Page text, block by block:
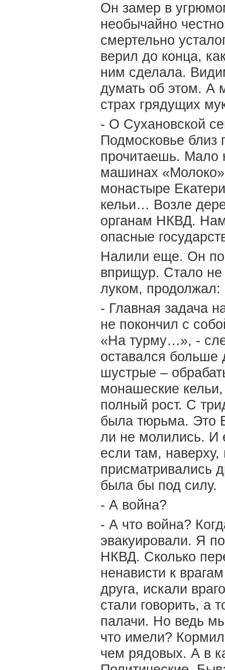
Он замер в
необычайно
смертельно
верил до конца,
ним сделала.
думать об этом. А
страх грядущих
- О Сухановской
Подмосковье близ
прочитаешь. Мало
машинах
монастыре
кельи… Возле
органам НКВД. Нам
опасные
Налили еще. Он
вприщур. Стало
луком, продолжал:
- Главная задача
не покончил с
«На турму…», -
оставался больше
шустрые –
монашеские
полный рост. С
была тюрьма. Это
ли не молились. И
если там,
присматривались
была бы под силу.
- А война?
- А что война?
эвакуировали. Я
НКВД. Сколько
ненависти к
друга, искали
стали говорить, а
палачи. Но ведь
что имели?
чем рядовых. А в